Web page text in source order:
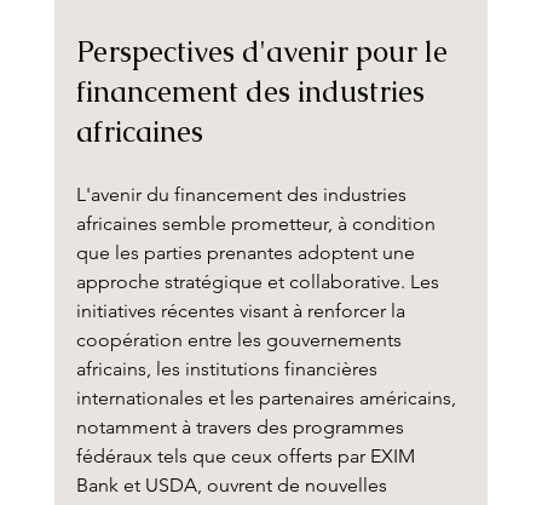
Perspectives d'avenir pour le
financement des industries
africaines
L'avenir du financement des industries
africaines semble prometteur, à condition
que les parties prenantes adoptent une
approche stratégique et collaborative. Les
initiatives récentes visant à renforcer la
coopération entre les gouvernements
africains, les institutions financières
internationales et les partenaires américains,
notamment à travers des programmes
fédéraux tels que ceux offerts par EXIM
Bank et USDA, ouvrent de nouvelles